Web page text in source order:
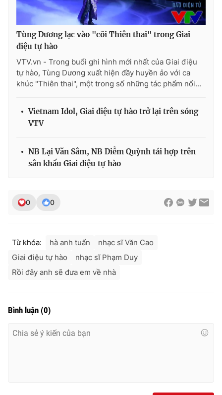
Ðiện thoại Thời báo VTV:024.66 897 897
toasoan@vtv.vn
Liên hệ quảng cáo:024-7300.7108
thông tin từ website này.
Tùng Dương lạc vào "cõi Thiên thai" trong Giai
điệu tự hào
VTV.vn - Trong buổi ghi hình mới nhất của Giai điệu
tự hào, Tùng Dương xuất hiện đầy huyền ảo với ca
khúc "Thiên thai", một trong số những tác phẩm nổi...
Vietnam Idol, Giai điệu tự hào trở lại trên sóng
VTV
NB Lại Văn Sâm, NB Diễm Quỳnh tái hợp trên
sân khấu Giai điệu tự hào
0 0
Từ khóa: hà anh tuấn
nhạc sĩ Văn Cao
Giai điệu tự hào
nhạc sĩ Phạm Duy
Rồi đây anh sẽ đưa em về nhà
Bình luận (0)